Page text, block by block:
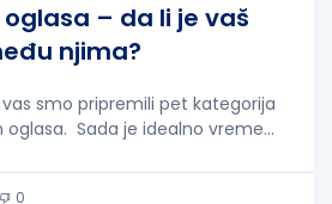
oglasa – da li je vaš
njima?
smo pripremili pet kategorija
Sada je idealno vreme...
0